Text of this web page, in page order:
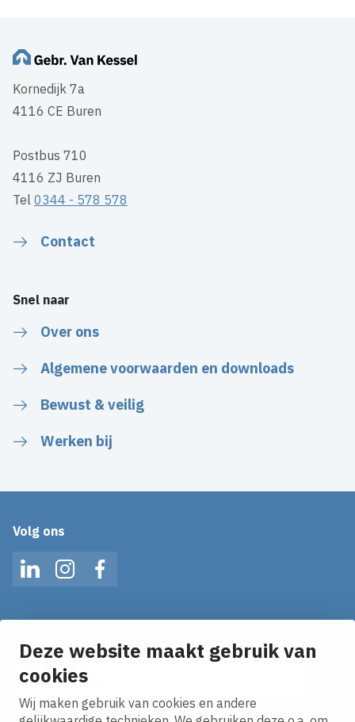
Deze website maakt gebruik van
cookies
Wij maken gebruik van cookies en andere
Kornedijk 7a
4116 CE Buren
Postbus 710
4116 ZJ Buren
Tel0344 - 578 578
Contact
Snel naar
Over ons
Algemene voorwaarden en downloads
Bewust & veilig
Werken bij
Volg ons
LinkedInInstagramFacebook
Ontvang onze nieuws alerts in je mailbox!
E-mailadres
Ik ga akkoord met hetprivacy statement.